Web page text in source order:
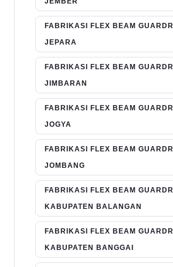
FABRIKASI FLEX BEAM
JEPARA
FABRIKASI FLEX BEAM
JIMBARAN
FABRIKASI FLEX BEAM
JOGYA
FABRIKASI FLEX BEAM
JOMBANG
FABRIKASI FLEX BEAM
KABUPATEN BALANGAN
FABRIKASI FLEX BEAM
KABUPATEN BANGGAI